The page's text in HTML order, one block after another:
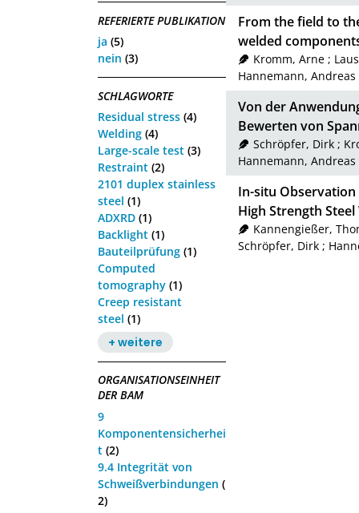
REFERIERTE PUBLIKATION
ja (5)
nein (3)
SCHLAGWORTE
Residual stress (4)
Welding (4)
Large-scale test (3)
Restraint (2)
2101 duplex stainless
steel (1)
ADXRD (1)
Backlight (1)
Bauteilprüfung (1)
Computed
tomography (1)
Creep resistant
steel (1)
+ weitere
ORGANISATIONSEINHEIT
DER BAM
9
Komponentensicherhei
t (2)
9.4 Integrität von
Schweißverbindungen (
2)
From the field to
welded
Kromm, Arne;
Hannemann, Andreas
Von der
Bewerten von
Schröpfer, Dirk;
Hannemann, Andreas
In-situ
High Strength Steel
Kannengießer,
Schröpfer, Dirk ;